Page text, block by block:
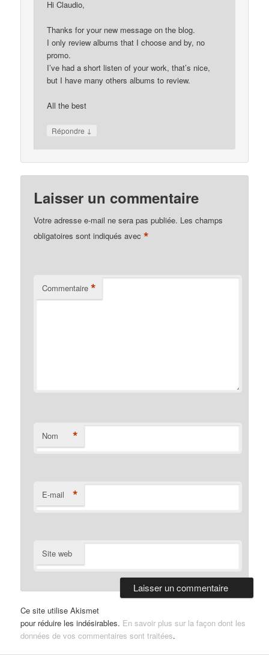
Hi Claudio,
Thanks for your new message on the blog.
I only review albums that I choose and by, no
promo.
I’ve had a short listen of your work, that’s nice,
but I have many others albums to review.
All the best
Répondre ↓
Laisser un commentaire
Votre adresse e-mail ne sera pas publiée. Les champs
obligatoires sont indiqués avec*
Commentaire *
Nom *
E-mail *
Site web
Ce site utilise Akismet
pour réduire les indésirables. En savoir plus sur la façon dont les
données de vos commentaires sont traitées.